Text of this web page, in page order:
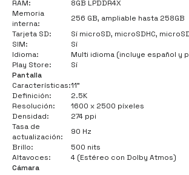
RAM:
8GB LPDDR4X
Memoria
interna:
256 GB, ampliable hasta 258GB
Tarjeta SD:
Sí microSD, microSDHC,
SIM:
Sí
Idioma:
Multi idioma (incluye español y
Play Store:
Sí
Pantalla
Características:11"
Definición:
2.5K
Resolución:
1600 x 2500 píxeles
Densidad:
274 ppi
Tasa de
actualización:
90 Hz
Brillo:
500 nits
Altavoces:
4 (Estéreo con Dolby Atmos)
Cámara